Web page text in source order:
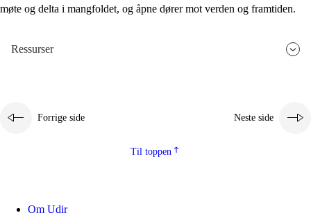
møte og delta i mangfoldet, og åpne dører mot verden og framtiden.
Ressurser
Forrige side Neste side
Til toppen
Om Udir